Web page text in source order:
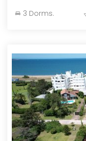
3 Dorms.